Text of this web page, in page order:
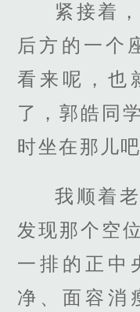
紧接着
后方的一个
看来呢，也
了，郭皓同
时坐在那儿
我顺着
发现那个空
一排的正中
净、面容消